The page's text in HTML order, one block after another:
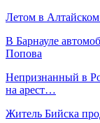
Летом в
В Барнауле
Попова
Непризнанный в
на арест…
Житель Бийска